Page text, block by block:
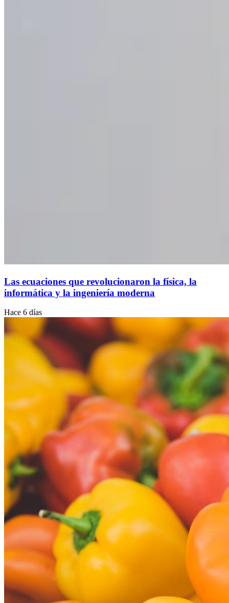
Las ecuaciones que revolucionaron la física, la
informática y la ingeniería moderna
Hace 6 días